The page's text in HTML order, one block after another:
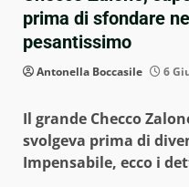
prima di sfondare
pesantissimo
Antonella Boccasile 6
Il grande Checco
svolgeva prima di
Impensabile, ecco i